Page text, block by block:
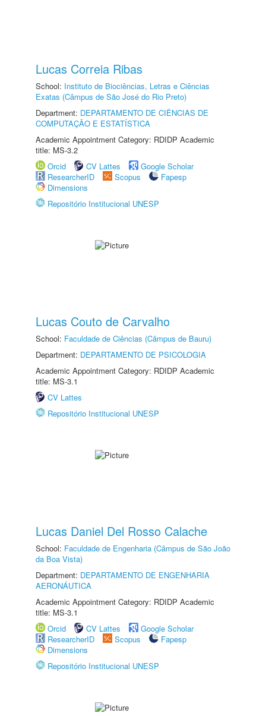
Lucas Correia Ribas
School: Instituto de Biociências, Letras e Ciências
Exatas (Câmpus de São José do Rio Preto)
Department: DEPARTAMENTO DE CIÊNCIAS DE
COMPUTAÇÃO E ESTATÍSTICA
Academic Appointment Category: RDIDP Academic
title: MS-3.2
Orcid
CV Lattes
Google Scholar
ResearcherID
Scopus
Fapesp
Dimensions
Repositório Institucional UNESP
Lucas Couto de Carvalho
School: Faculdade de Ciências (Câmpus de Bauru)
Department: DEPARTAMENTO DE PSICOLOGIA
Academic Appointment Category: RDIDP Academic
title: MS-3.1
CV Lattes
Repositório Institucional UNESP
Lucas Daniel Del Rosso Calache
School: Faculdade de Engenharia (Câmpus de São João
da Boa Vista)
Department: DEPARTAMENTO DE ENGENHARIA
AERONÁUTICA
Academic Appointment Category: RDIDP Academic
title: MS-3.1
Orcid
CV Lattes
Google Scholar
ResearcherID
Scopus
Fapesp
Dimensions
Repositório Institucional UNESP